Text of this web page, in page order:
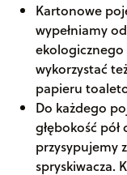
Kartonowe
wypełniamy
wykorzystać
papieru
Do każdego
głębokość
przysypujemy
spryskiwacza.